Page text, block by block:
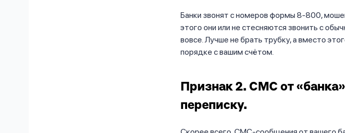
Банки звонят с номеров формы 8-800,
этого они или не стесняются звонить с
вовсе. Лучше не брать трубку, а вместо
порядке с вашим счётом.
Признак 2. СМС от
переписку.